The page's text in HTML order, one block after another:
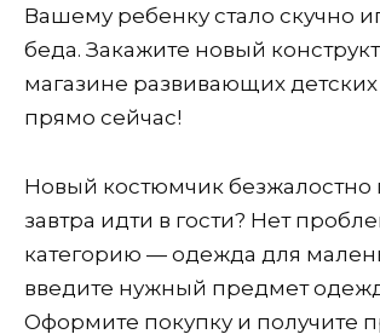
Вашему ребенку стало скучно
беда. Закажите новый
магазине развивающих
прямо сейчас!
Новый костюмчик безжалостно
завтра идти в гости? Нет
категорию — одежда для
введите нужный предмет
Оформите покупку и получите